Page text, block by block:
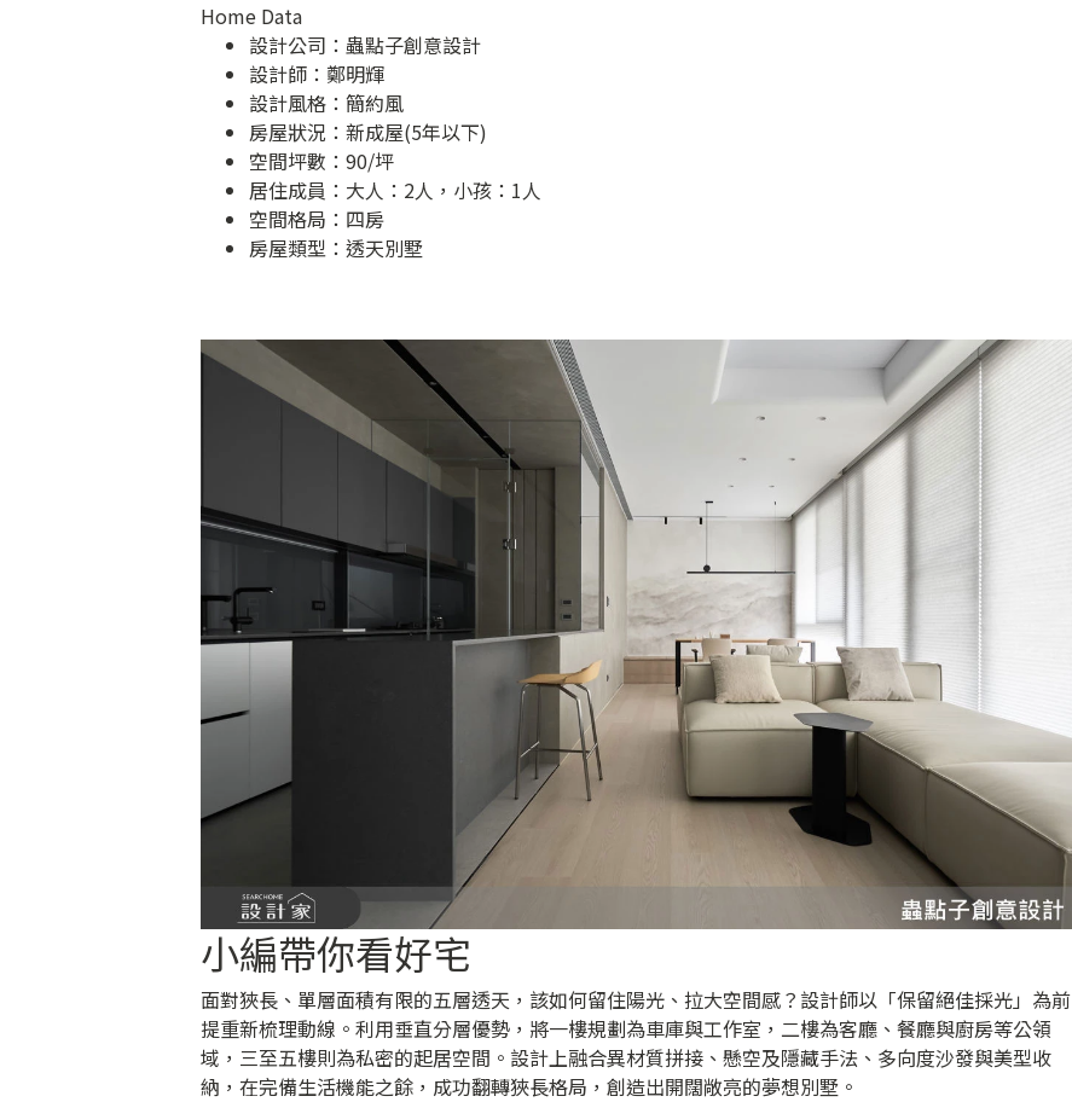
Home Data
設計公司： 蟲點子創意設計
設計師：鄭明輝
設計風格：簡約風
房屋狀況：新成屋(5年以下)
空間坪數：90/坪
居住成員：大人：2人，小孩：1人
空間格局：四房
房屋類型：透天別墅
小編帶你看好宅
面對狹長、單層面積有限的五層透天，該如何留住陽光、拉大空間感？設計師以「保留絕佳採光」為前
提重新梳理動線。利用垂直分層優勢，將一樓規劃為車庫與工作室，二樓為客廳、餐廳與廚房等公領
域，三至五樓則為私密的起居空間。設計上融合異材質拼接、懸空及隱藏手法、多向度沙發與美型收
納，在完備生活機能之餘，成功翻轉狹長格局，創造出開闊敞亮的夢想別墅。